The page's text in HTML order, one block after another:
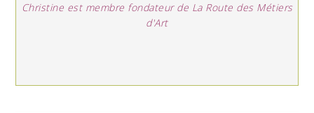
Christine est membre fondateur de La Route des Métiers
d'Art